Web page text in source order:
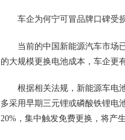
车企为何宁可冒品牌口碑受
当前的中国新能源汽车市场
的大规模更换电池成本，车企更
根据相关法规，新能源车电
多采用早期三元锂或磷酸铁锂电
20%，集中触发免费更换，将产